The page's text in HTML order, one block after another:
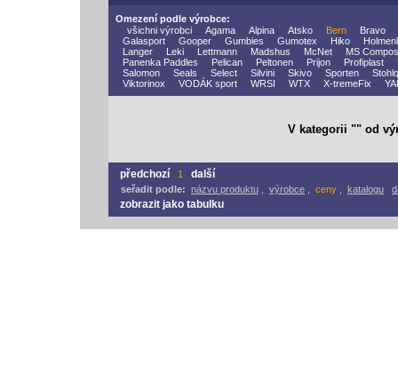
Omezení podle výrobce:
všichni výrobci
Agama Alpina Atsko Bern
Bravo
Galasport
Gooper Gumbies Gumotex Hiko
Langer
Leki Lettmann Madshus McNet
MS
Panenka Paddles
Pelican Peltonen Prijon Profiplast
Salomon
Seals Select Silvini Skivo Sporten
Viktorinox
VODÁK sport WRSI WTX X-tremeFix
V kategorii "" od
předchozí 1 další
seřadit podle: názvu produktu výrobce ceny katalogu
zobrazit jako tabulku